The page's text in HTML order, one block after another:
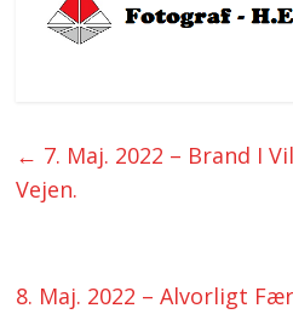
← 7. Maj. 2022 – Brand I
Vejen.
8. Maj. 2022 – Alvorligt